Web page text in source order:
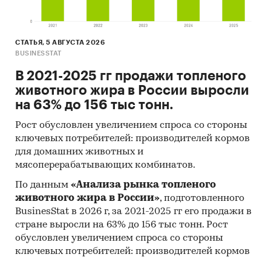
СТАТЬЯ, 5 АВГУСТА 2026
BUSINESSTAT
В 2021-2025 гг продажи топленого
животного жира в России выросли
на 63% до 156 тыс тонн.
Рост обусловлен увеличением спроса со стороны
ключевых потребителей: производителей кормов
для домашних животных и
мясоперерабатывающих комбинатов.
По данным «Анализа рынка топленого
животного жира в России», подготовленного
BusinesStat в 2026 г, за 2021-2025 гг его продажи в
стране выросли на 63% до 156 тыс тонн. Рост
обусловлен увеличением спроса со стороны
ключевых потребителей: производителей кормов